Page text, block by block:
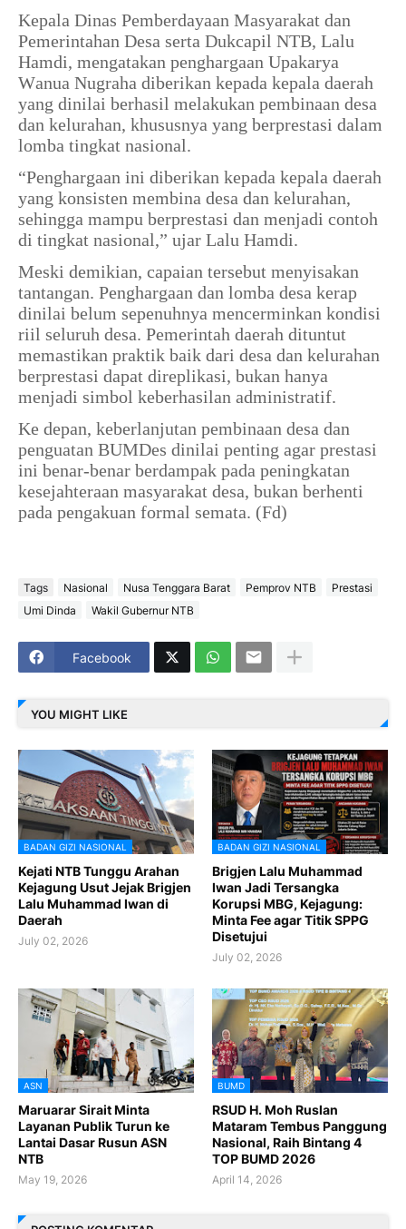
Kepala Dinas Pemberdayaan Masyarakat dan
Pemerintahan Desa serta Dukcapil NTB, Lalu
Hamdi, mengatakan penghargaan Upakarya
Wanua Nugraha diberikan kepada kepala daerah
yang dinilai berhasil melakukan pembinaan desa
dan kelurahan, khususnya yang berprestasi dalam
lomba tingkat nasional.
“Penghargaan ini diberikan kepada kepala daerah
yang konsisten membina desa dan kelurahan,
sehingga mampu berprestasi dan menjadi contoh
di tingkat nasional,” ujar Lalu Hamdi.
Meski demikian, capaian tersebut menyisakan
tantangan. Penghargaan dan lomba desa kerap
dinilai belum sepenuhnya mencerminkan kondisi
riil seluruh desa. Pemerintah daerah dituntut
memastikan praktik baik dari desa dan kelurahan
berprestasi dapat direplikasi, bukan hanya
menjadi simbol keberhasilan administratif.
Ke depan, keberlanjutan pembinaan desa dan
penguatan BUMDes dinilai penting agar prestasi
ini benar-benar berdampak pada peningkatan
kesejahteraan masyarakat desa, bukan berhenti
pada pengakuan formal semata. (Fd)
Tags Nasional Nusa Tenggara Barat Pemprov NTB
Prestasi
Umi Dinda
Wakil Gubernur NTB
Facebook
YOU MIGHT LIKE
BADAN GIZI NASIONAL
Kejati NTB Tunggu Arahan
Kejagung Usut Jejak Brigjen
Lalu Muhammad Iwan di
Daerah
July 02, 2026
BADAN GIZI NASIONAL
Brigjen Lalu Muhammad
Iwan Jadi Tersangka
Korupsi MBG, Kejagung:
Minta Fee agar Titik SPPG
Disetujui
July 02, 2026
ASN
Maruarar Sirait Minta
Layanan Publik Turun ke
Lantai Dasar Rusun ASN
NTB
May 19, 2026
BUMD
RSUD H. Moh Ruslan
Mataram Tembus Panggung
Nasional, Raih Bintang 4
TOP BUMD 2026
April 14, 2026